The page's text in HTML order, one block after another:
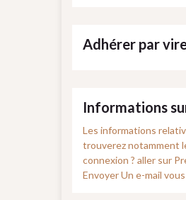
Adhérer par
Informations
Les informations
trouverez notamment
connexion ? aller sur
Envoyer Un e-mail